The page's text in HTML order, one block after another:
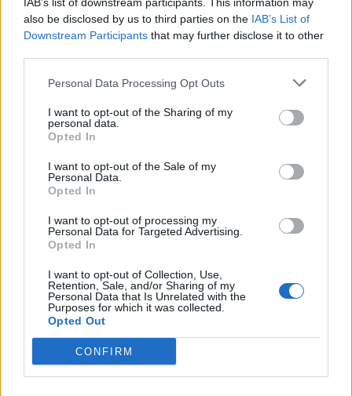
also be disclosed by us to third parties on the IAB’s List of
Downstream Participants that may further disclose it to other
Personal Data Processing Opt Outs
I want to opt-out of the Sharing of my
personal data.
Opted In
I want to opt-out of the Sale of my
Personal Data.
Opted In
I want to opt-out of processing my
Personal Data for Targeted Advertising.
Opted In
I want to opt-out of Collection, Use,
Retention, Sale, and/or Sharing of my
Personal Data that Is Unrelated with the
Purposes for which it was collected.
Opted Out
CONFIRM
03/04/2011
L'australiano della Honda
stagione In Qatar Lorenzo si
accontenta e Rossi limita i
danni: settimo
27/03/2011
È partita con le prove libere di
ieri in Qatar la stagione 2011
campione e l'uomo da battere,
ma occhio al binomio tutto
italiano
20/03/2011